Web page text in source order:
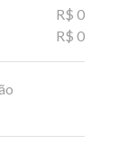
R$ 0
R$ 0